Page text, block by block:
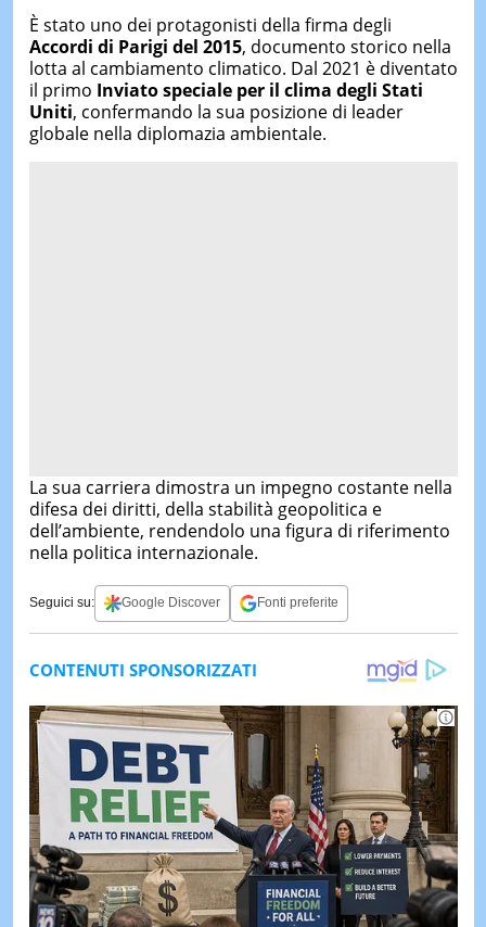
È stato uno dei protagonisti della firma degli
Accordi di Parigi del 2015, documento storico nella
lotta al cambiamento climatico. Dal 2021 è diventato
il primo Inviato speciale per il clima degli Stati
Uniti, confermando la sua posizione di leader
globale nella diplomazia ambientale.
La sua carriera dimostra un impegno costante nella
difesa dei diritti, della stabilità geopolitica e
dell’ambiente, rendendolo una figura di riferimento
nella politica internazionale.
Seguici su: Google Discover Fonti preferite